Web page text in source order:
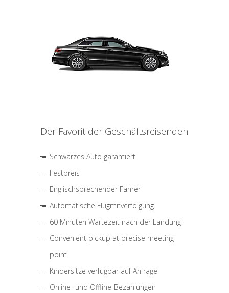
Der Favorit der Geschäftsreisenden
Schwarzes Auto garantiert
Festpreis
Englischsprechender Fahrer
Automatische Flugmitverfolgung
60 Minuten Wartezeit nach der Landung
Convenient pickup at precise meeting
point
Kindersitze verfügbar auf Anfrage
Online- und Offline-Bezahlungen